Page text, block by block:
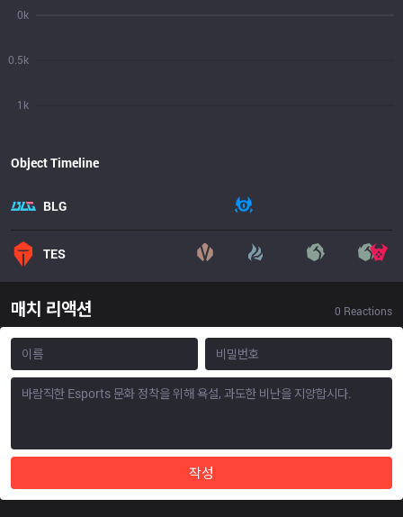
1k
0.5k
0k
Object Timeline
BLG
TES
매치 리액션 0 Reactions
작성